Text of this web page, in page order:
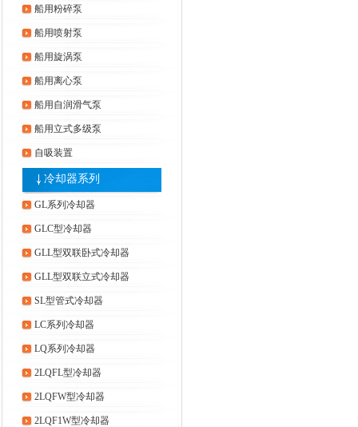
船用粉碎泵
船用喷射泵
船用旋涡泵
船用离心泵
船用自润滑气泵
船用立式多级泵
自吸装置
冷却器系列
GL系列冷却器
GLC型冷却器
GLL型双联卧式冷却器
GLL型双联立式冷却器
SL型管式冷却器
LC系列冷却器
LQ系列冷却器
2LQFL型冷却器
2LQFW型冷却器
2LQF1W型冷却器